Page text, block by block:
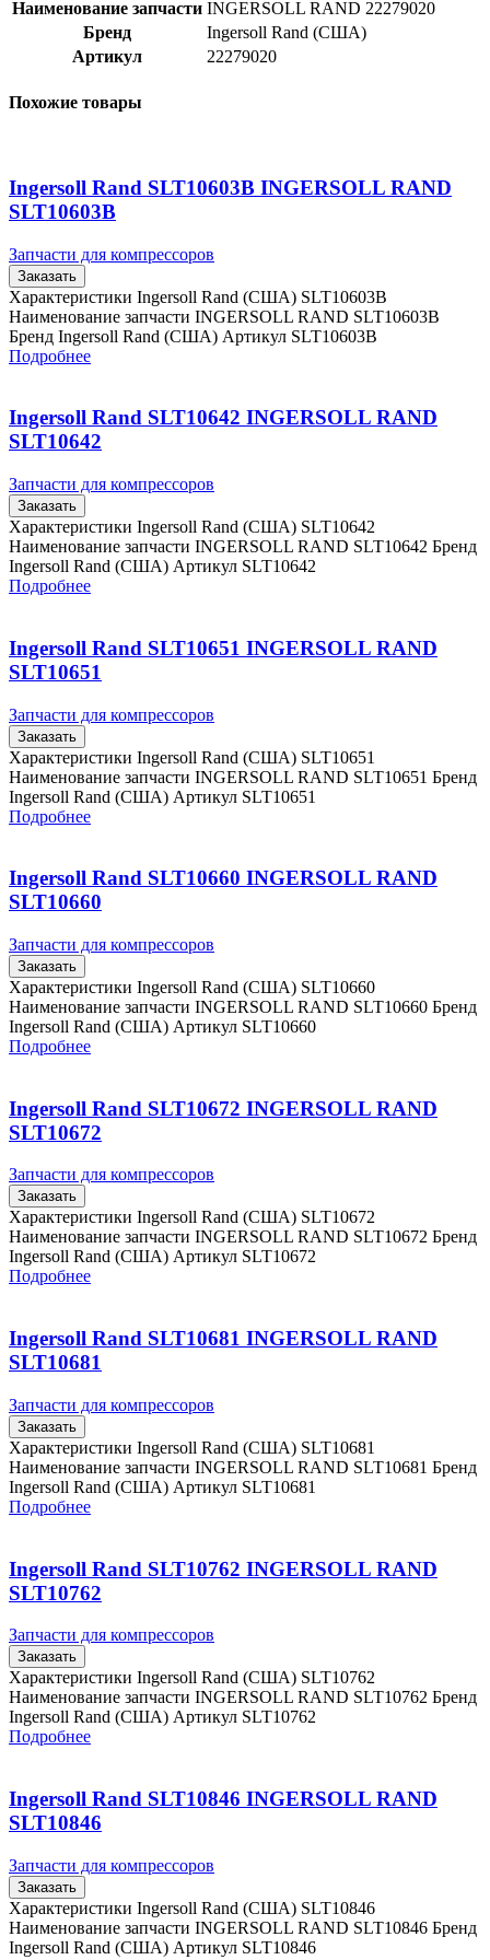
Наименование запчасти INGERSOLL RAND 22279020
Бренд
Ingersoll Rand (США)
Артикул
22279020
Похожие товары
Ingersoll Rand SLT10603B INGERSOLL RAND
SLT10603B
Запчасти для компрессоров
Заказать
Характеристики Ingersoll Rand (США) SLT10603B
Наименование запчасти INGERSOLL RAND SLT10603B
Бренд Ingersoll Rand (США) Артикул SLT10603B
Подробнее
Ingersoll Rand SLT10642 INGERSOLL RAND
SLT10642
Запчасти для компрессоров
Заказать
Характеристики Ingersoll Rand (США) SLT10642
Наименование запчасти INGERSOLL RAND SLT10642 Бренд
Ingersoll Rand (США) Артикул SLT10642
Подробнее
Ingersoll Rand SLT10651 INGERSOLL RAND
SLT10651
Запчасти для компрессоров
Заказать
Характеристики Ingersoll Rand (США) SLT10651
Наименование запчасти INGERSOLL RAND SLT10651 Бренд
Ingersoll Rand (США) Артикул SLT10651
Подробнее
Ingersoll Rand SLT10660 INGERSOLL RAND
SLT10660
Запчасти для компрессоров
Заказать
Характеристики Ingersoll Rand (США) SLT10660
Наименование запчасти INGERSOLL RAND SLT10660 Бренд
Ingersoll Rand (США) Артикул SLT10660
Подробнее
Ingersoll Rand SLT10672 INGERSOLL RAND
SLT10672
Запчасти для компрессоров
Заказать
Характеристики Ingersoll Rand (США) SLT10672
Наименование запчасти INGERSOLL RAND SLT10672 Бренд
Ingersoll Rand (США) Артикул SLT10672
Подробнее
Ingersoll Rand SLT10681 INGERSOLL RAND
SLT10681
Запчасти для компрессоров
Заказать
Характеристики Ingersoll Rand (США) SLT10681
Наименование запчасти INGERSOLL RAND SLT10681 Бренд
Ingersoll Rand (США) Артикул SLT10681
Подробнее
Ingersoll Rand SLT10762 INGERSOLL RAND
SLT10762
Запчасти для компрессоров
Заказать
Характеристики Ingersoll Rand (США) SLT10762
Наименование запчасти INGERSOLL RAND SLT10762 Бренд
Ingersoll Rand (США) Артикул SLT10762
Подробнее
Ingersoll Rand SLT10846 INGERSOLL RAND
SLT10846
Запчасти для компрессоров
Заказать
Характеристики Ingersoll Rand (США) SLT10846
Наименование запчасти INGERSOLL RAND SLT10846 Бренд
Ingersoll Rand (США) Артикул SLT10846